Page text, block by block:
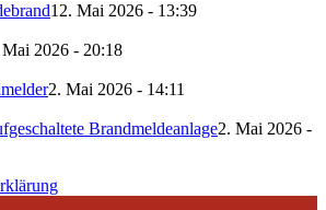
12. Mai 2026 - 13:39
2026 - 20:18
2. Mai 2026 - 14:11
Brandmeldeanlage2. Mai 2026 -